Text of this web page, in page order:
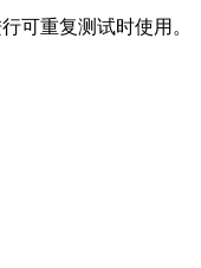
可重复测试时使用。